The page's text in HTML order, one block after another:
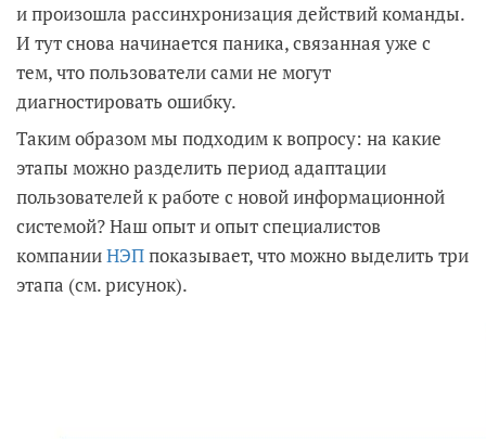
и произошла рассинхронизация действий команды.
И тут снова начинается паника, связанная уже с
тем, что пользователи сами не могут
диагностировать ошибку.
Таким образом мы подходим к вопросу: на какие
этапы можно разделить период адаптации
пользователей к работе с новой информационной
системой? Наш опыт и опыт специалистов
компанииНЭПпоказывает, что можно выделить три
этапа (см. рисунок).